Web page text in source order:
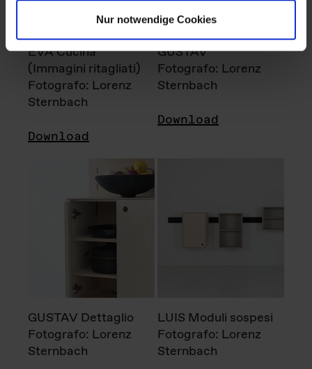
Nur notwendige Cookies
EVA Cucina
(Immagini ritagliati)
Fotografo: Lorenz
Sternbach
Download
GUSTAV
Fotografo: Lorenz
Sternbach
Download
GUSTAV Dettaglio
Fotografo: Lorenz
Sternbach
LUIS Moduli sospesi
Fotografo: Lorenz
Sternbach